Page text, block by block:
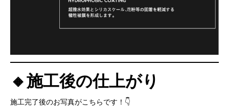
🔸施工後の仕上がり
施工完了後のお写真がこちらです！👇